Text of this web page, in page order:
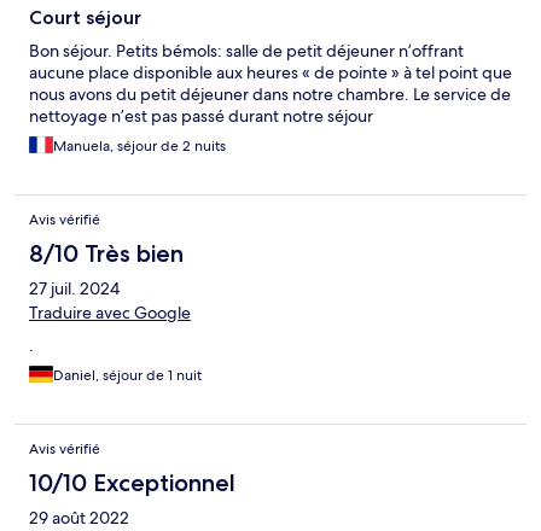
Court séjour
Bon séjour. Petits bémols: salle de petit déjeuner n’offrant
aucune place disponible aux heures « de pointe » à tel point que
nous avons du petit déjeuner dans notre chambre. Le service de
nettoyage n’est pas passé durant notre séjour
Manuela, séjour de 2 nuits
Avis vérifié
8/10 Très bien
27 juil. 2024
Traduire avec Google
.
Daniel, séjour de 1 nuit
Avis vérifié
10/10 Exceptionnel
29 août 2022